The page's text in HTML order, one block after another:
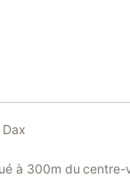
à 300m du centre-